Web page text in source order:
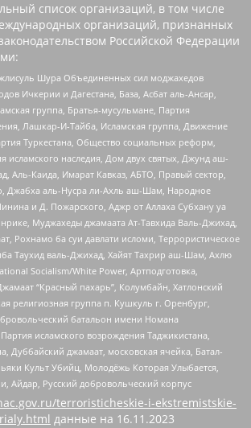
список организаций, в том числе
организаций, признанных
Российской Федерации
Шура Объединенных сил моджахедов
Ичкерии и Дагестана, База, Асбат аль-Ансар,
группа, Братья-мусульмане, Партия
Лашкар-И-Тайба, Исламская группа, Движение
Туркестана, Общество социальных реформ,
исламского наследия, Дом двух святых, Джунд аш-
Аль-Каида, Имарат Кавказ, АБТО, Правый сектор,
Джабха аль-Нусра ли-Ахль аш-Шам, Народное
и Д. Пожарского, Аджр от Аллаха Субхану уа
Муджахеды джамаата Ат-Тавхида Валь-Джихад,
Рохнамо ба суи давлати исломи, Террористическое
Таухид валь-Джихад, Хайят Тахрир аш-Шам, Ахлю
Socialism/White Power, Артподготовка,
“Красный пахарь”, Колумбайн, Хатлонский
религиозная группа п. Кушкуль г. Оренбург,
батальон имени Номана
исламского возрождения Таджикистана,
Дуббайский джамаат, московская ячейка, Батал-
Культ Убийц, Молодёжь Которая Улыбается,
Айдар, Русский добровольческий корпус
terroristicheskie-i-ekstremistskie-
данные на 16.11.2023